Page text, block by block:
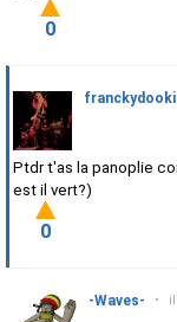
0
Ptdr t'as la panoplie
est il vert?)
0
-Waves- •